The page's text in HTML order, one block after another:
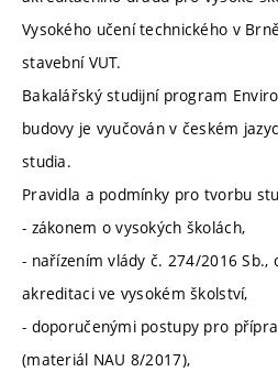
Vysokého učení technického v
stavební VUT.
Bakalářský studijní program
budovy je vyučován v českém
studia.
Pravidla a podmínky pro tvorbu
- zákonem o vysokých školách,
- nařízením vlády č. 274/2016 Sb.,
akreditaci ve vysokém školství,
- doporučenými postupy pro
(materiál NAU 8/2017),